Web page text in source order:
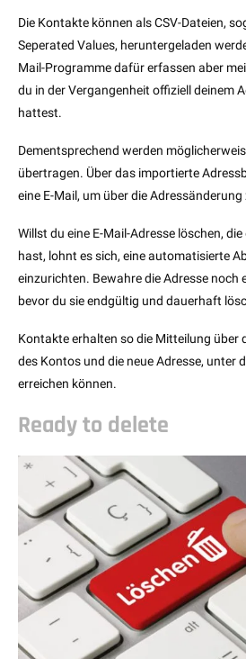
Die Kontakte können als CSV-Dateien,
Seperated Values, heruntergeladen
Mail-Programme dafür erfassen aber
du in der Vergangenheit offiziell deinem
hattest.
Dementsprechend werden
übertragen. Über das importierte
eine E-Mail, um über die
Willst du eine E-Mail-Adresse löschen,
hast, lohnt es sich, eine automatisierte
einzurichten. Bewahre die Adresse noch
bevor du sie endgültig und dauerhaft
Kontakte erhalten so die Mitteilung über
des Kontos und die neue Adresse, unter
erreichen können.
Ready to delete